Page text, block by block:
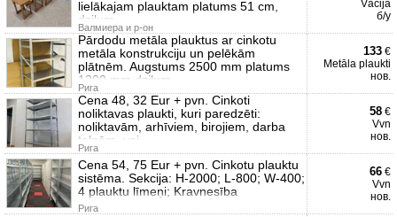
lielākajam plauktam platums 51 cm,
dziļum
Валмиера и р-он
Vācija
б/у
Pārdodu metāla plauktus ar cinkotu
metāla konstrukciju un pelēkām
plātnēm. Augstums 2500 mm platums
1200 mm dziļum
Рига
133 €
Metāla plaukti
нов.
Cena 48, 32 Eur + pvn. Cinkoti
noliktavas plaukti, kuri paredzēti:
noliktavām, arhīviem, birojiem, darba
telpām, vei
Рига
58 €
Vvn
нов.
Cena 54, 75 Eur + pvn. Cinkotu plauktu
sistēma. Sekcija: H-2000; L-800; W-400;
4 plauktu līmeņi; Kravnesība
Рига
66 €
Vvn
нов.